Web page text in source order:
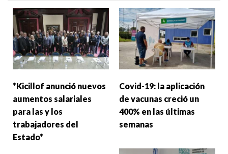
*Kicillof anunció nuevos
aumentos salariales
para las y los
trabajadores del
Estado*
Covid-19: la aplicación
de vacunas creció un
400% en las últimas
semanas